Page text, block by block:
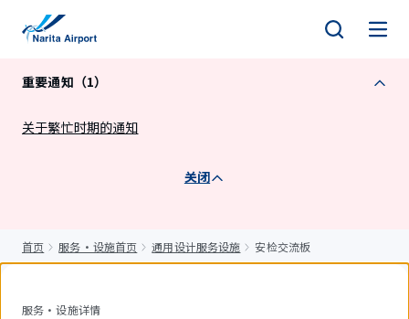
重要通知（1）
关于繁忙时期的通知
关闭
首页 服务・设施首页 通用设计服务设施 安检交流板
服务・设施详情